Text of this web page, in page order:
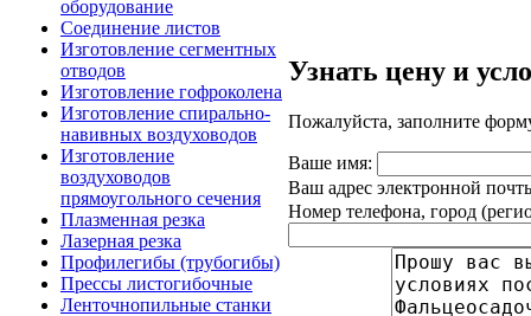
оборудование
Соединение листов
Изготовление сегментных
отводов
Изготовление гофроколена
Изготовление спирально-
навивных воздуховодов
Изготовление
воздуховодов
прямоугольного сечения
Плазменная резка
Лазерная резка
Профилегибы (трубогибы)
Прессы листогибочные
Ленточнопильные станки
Узнать цену и
Пожалуйста, заполните
Ваше имя:
Ваш адрес электронной
Hoмep телeфoна, гopoд